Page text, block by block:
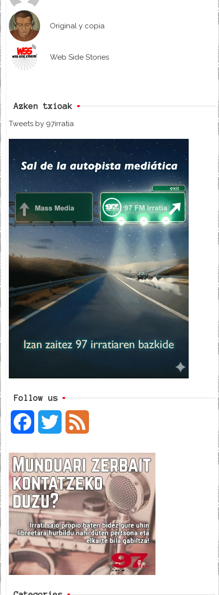
Original y copia
Web Side Stories
Azken txioak
Tweets by 97irratia
Follow us
c
e
b
o
o
i
t
t
e
e
d